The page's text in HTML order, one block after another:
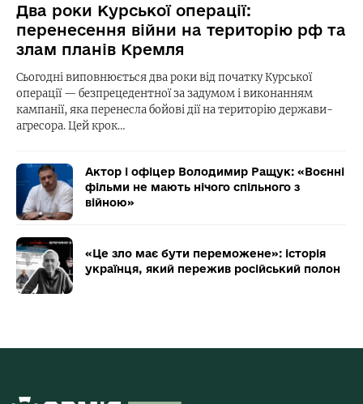
Два роки Курської операції:
перенесення війни на територію рф та
злам планів Кремля
Сьогодні виповнюється два роки від початку Курської
операції — безпрецедентної за задумом і виконанням
кампанії, яка перенесла бойові дії на територію держави-
агресора. Цей крок…
Актор і офіцер Володимир Ращук: «Воєнні
фільми не мають нічого спільного з
війною»
«Це зло має бути переможене»: історія
українця, який пережив російський полон